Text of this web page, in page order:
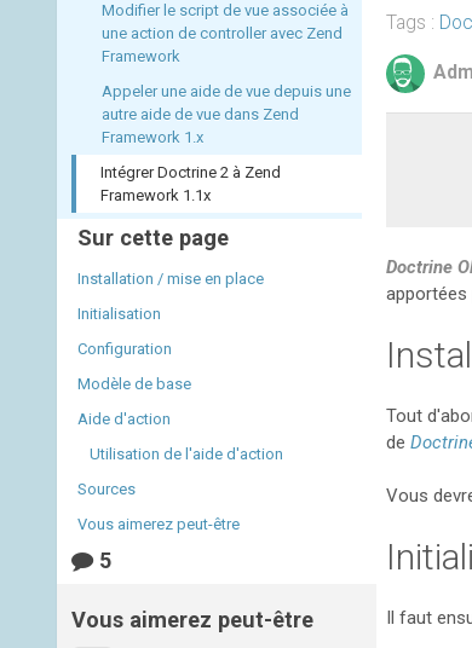
Tags :
Doctrine
apportées
Tout
de
Vous
Il faut
Modifier le script de vue associée à
une action de controller avec Zend
Framework
Appeler une aide de vue depuis une
autre aide de vue dans Zend
Framework 1.x
Intégrer Doctrine 2 à Zend
Framework 1.1x
Sur cette page
Installation / mise en place
Initialisation
Configuration
Modèle de base
Aide d'action
Utilisation de l'aide d'action
Sources
Vous aimerez peut-être
5
Vous aimerez peut-être